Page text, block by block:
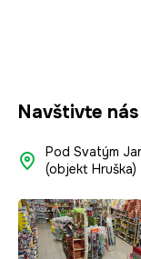
Navštivte
Pod Svatým
(objekt Hruška)